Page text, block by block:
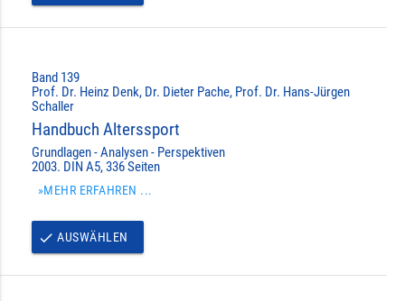
Band 139
Prof. Dr. Heinz Denk, Dr. Dieter Pache, Prof. Dr. Hans-Jürgen
Schaller
Handbuch Alterssport
Grundlagen - Analysen - Perspektiven
2003. DIN A5, 336 Seiten
»MEHR ERFAHREN ...
done AUSWÄHLEN